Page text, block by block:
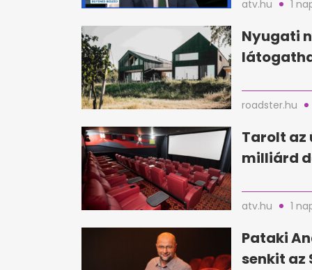
atv.hu 1
Nyugati
roadster.hu
Tarolt az
milliárd
atv.hu 1
Pataki
senkit az